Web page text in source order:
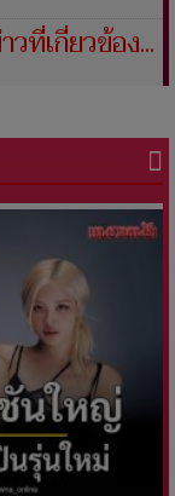
วที่เกี่ยวข้อง...